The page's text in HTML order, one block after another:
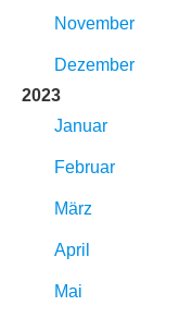
November
Dezember
2023
Januar
Februar
März
April
Mai